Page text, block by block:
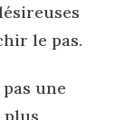
le pas.
une